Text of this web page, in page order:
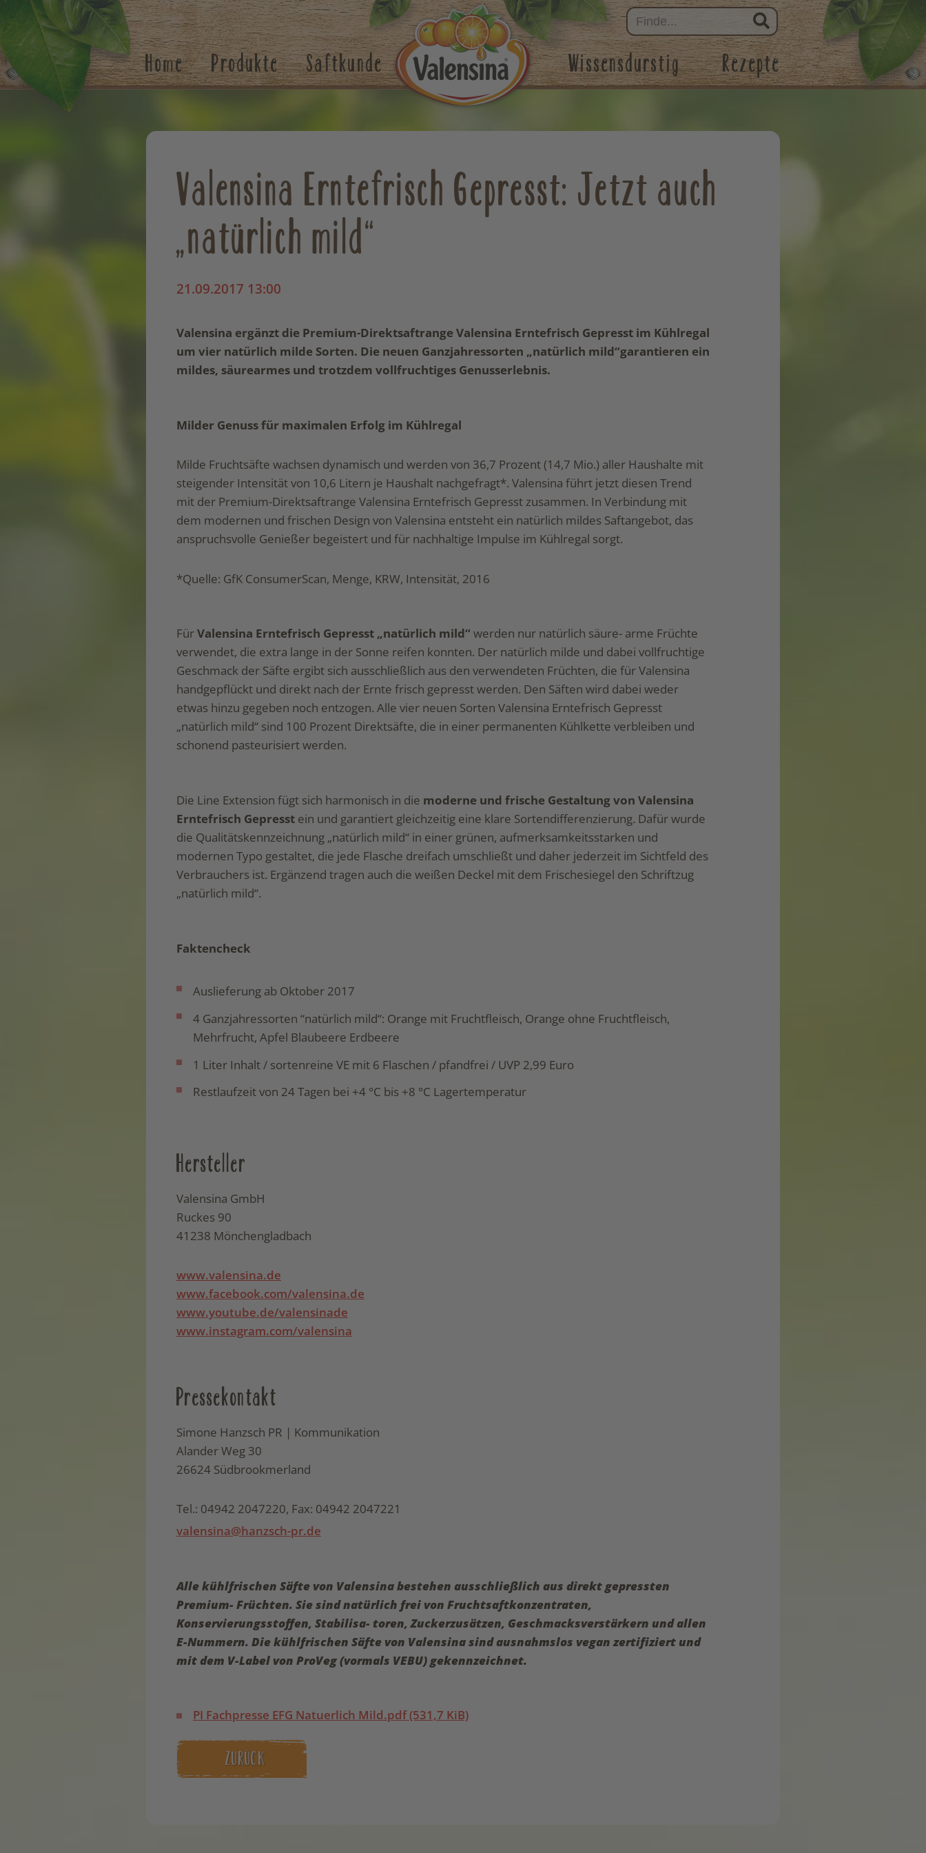
Home Produkte Saftkunde Wissensdurstig Rezepte
Suchen
Valensina Erntefrisch Gepresst: Jetzt auch
„natürlich mild“
21.09.2017 13:00
Valensina ergänzt die Premium-Direktsaftrange Valensina Erntefrisch Gepresst im Kühlregal
um vier natürlich milde Sorten. Die neuen Ganzjahressorten „natürlich mild“garantieren ein
mildes, säurearmes und trotzdem vollfruchtiges Genusserlebnis.
Milder Genuss für maximalen Erfolg im Kühlregal
Milde Fruchtsäfte wachsen dynamisch und werden von 36,7 Prozent (14,7 Mio.) aller Haushalte mit
steigender Intensität von 10,6 Litern je Haushalt nachgefragt*. Valensina führt jetzt diesen Trend
mit der Premium-Direktsaftrange Valensina Erntefrisch Gepresst zusammen. In Verbindung mit
dem modernen und frischen Design von Valensina entsteht ein natürlich mildes Saftangebot, das
anspruchsvolle Genießer begeistert und für nachhaltige Impulse im Kühlregal sorgt.
*Quelle: GfK ConsumerScan, Menge, KRW, Intensität, 2016
FürValensina Erntefrisch Gepresst „natürlich mild“ werden nur natürlich säure- arme Früchte
verwendet, die extra lange in der Sonne reifen konnten. Der natürlich milde und dabei vollfruchtige
Geschmack der Säfte ergibt sich ausschließlich aus den verwendeten Früchten, die für Valensina
handgepflückt und direkt nach der Ernte frisch gepresst werden. Den Säften wird dabei weder
etwas hinzu gegeben noch entzogen. Alle vier neuen Sorten Valensina Erntefrisch Gepresst
„natürlich mild“ sind 100 Prozent Direktsäfte, die in einer permanenten Kühlkette verbleiben und
schonend pasteurisiert werden.
Die Line Extension fügt sich harmonisch in die moderne und frische Gestaltung von Valensina
Erntefrisch Gepresstein und garantiert gleichzeitig eine klare Sortendifferenzierung. Dafür wurde
die Qualitätskennzeichnung „natürlich mild“ in einer grünen, aufmerksamkeitsstarken und
modernen Typo gestaltet, die jede Flasche dreifach umschließt und daher jederzeit im Sichtfeld des
Verbrauchers ist. Ergänzend tragen auch die weißen Deckel mit dem Frischesiegel den Schriftzug
„natürlich mild“.
Faktencheck
Auslieferung ab Oktober 2017
4 Ganzjahressorten “natürlich mild“: Orange mit Fruchtfleisch, Orange ohne Fruchtfleisch,
Mehrfrucht, Apfel Blaubeere Erdbeere
1 Liter Inhalt / sortenreine VE mit 6 Flaschen / pfandfrei / UVP 2,99 Euro
Restlaufzeit von 24 Tagen bei +4 °C bis +8 °C Lagertemperatur
Hersteller
Valensina GmbH
Ruckes 90
41238 Mönchengladbach
www.valensina.de
www.facebook.com/valensina.de
www.youtube.de/valensinade
www.instagram.com/valensina
Pressekontakt
Simone Hanzsch PR | Kommunikation
Alander Weg 30
26624 Südbrookmerland
Tel.: 04942 2047220, Fax: 04942 2047221
valensina@hanzsch-pr.de
Alle kühlfrischen Säfte von Valensina bestehen ausschließlich aus direkt gepressten
Premium- Früchten. Sie sind natürlich frei von Fruchtsaftkonzentraten,
Konservierungsstoffen, Stabilisa- toren, Zuckerzusätzen, Geschmacksverstärkern und allen
E-Nummern. Die kühlfrischen Säfte von Valensina sind ausnahmslos vegan zertifiziert und
mit dem V-Label von ProVeg (vormals VEBU) gekennzeichnet.
PI Fachpresse EFG Natuerlich Mild.pdf (531,7 KiB)
ZURÜCK